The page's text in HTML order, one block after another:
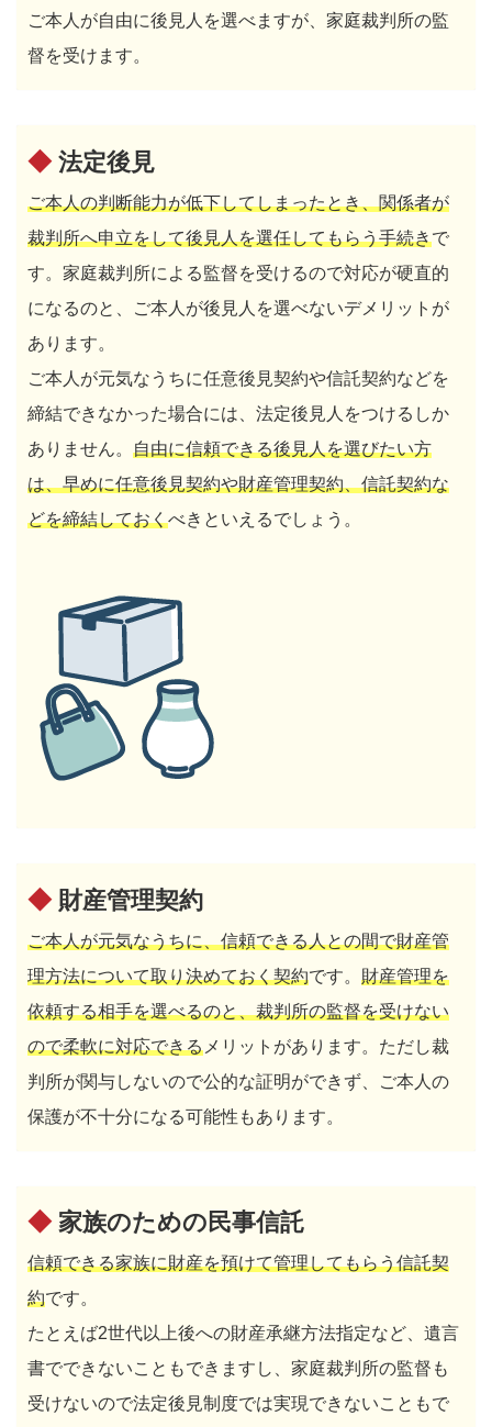
ご本人が自由に後見人を選べますが、家庭裁判所の監
督を受けます。
◆法定後見
ご本人の判断能力が低下してしまったとき、関係者が
裁判所へ申立をして後見人を選任してもらう手続きで
す。家庭裁判所による監督を受けるので対応が硬直的
になるのと、ご本人が後見人を選べないデメリットが
あります。
ご本人が元気なうちに任意後見契約や信託契約などを
締結できなかった場合には、法定後見人をつけるしか
ありません。 自由に信頼できる後見人を選びたい方
は、早めに任意後見契約や財産管理契約、信託契約な
どを締結しておくべきといえるでしょう。
◆財産管理契約
ご本人が元気なうちに、信頼できる人との間で財産管
理方法について取り決めておく契約です。 財産管理を
依頼する相手を選べるのと、裁判所の監督を受けない
ので柔軟に対応できる メリットがあります。ただし裁
判所が関与しないので公的な証明ができず、ご本人の
保護が不十分になる可能性もあります。
◆家族のための民事信託
信頼できる家族に財産を預けて管理してもらう信託契
約です。
たとえば2世代以上後への財産承継方法指定など、遺言
書でできないこともできますし、家庭裁判所の監督も
受けないので法定後見制度では実現できないこともで